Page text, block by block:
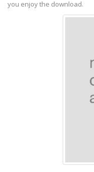
you enjoy the download.